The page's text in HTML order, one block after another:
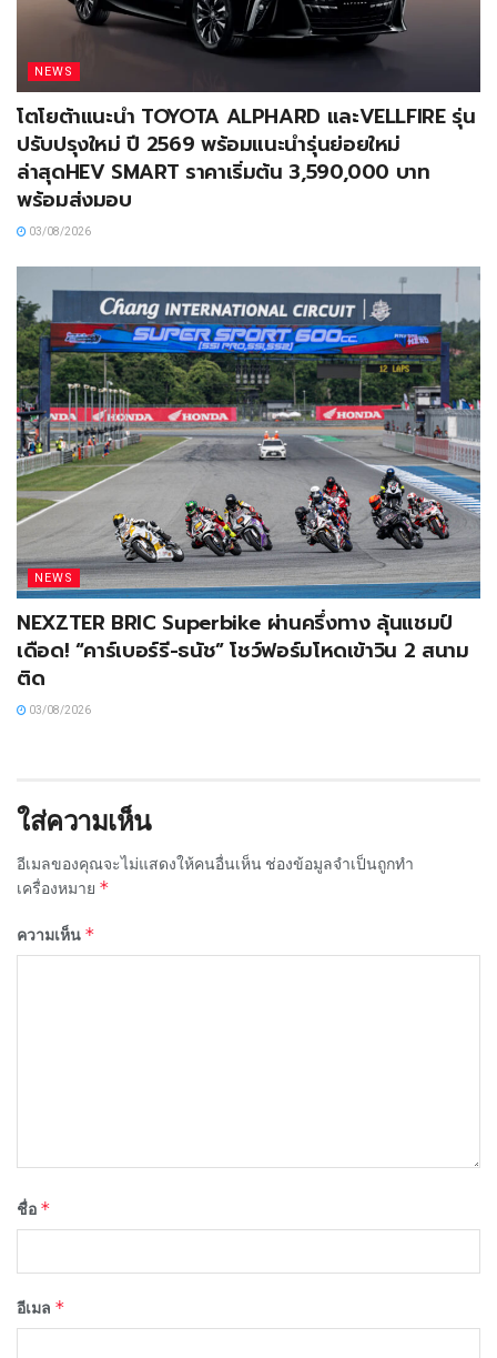
NEWS
โตโยต้าแนะนำ TOYOTA ALPHARD และVELLFIRE รุ่น
ปรับปรุงใหม่ ปี 2569 พร้อมแนะนำรุ่นย่อยใหม่
ล่าสุดHEV SMART ราคาเริ่มต้น 3,590,000 บาท
พร้อมส่งมอบ
03/08/2026
NEWS
NEXZTER BRIC Superbike ผ่านครึ่งทาง ลุ้นแชมป์
เดือด! “คาร์เบอร์รี-ธนัช” โชว์ฟอร์มโหดเข้าวิน 2 สนาม
ติด
03/08/2026
ใส่ความเห็น
อีเมลของคุณจะไม่แสดงให้คนอื่นเห็น ช่องข้อมูลจำเป็นถูกทำ
เครื่องหมาย *
ความเห็น *
ชื่อ *
อีเมล *